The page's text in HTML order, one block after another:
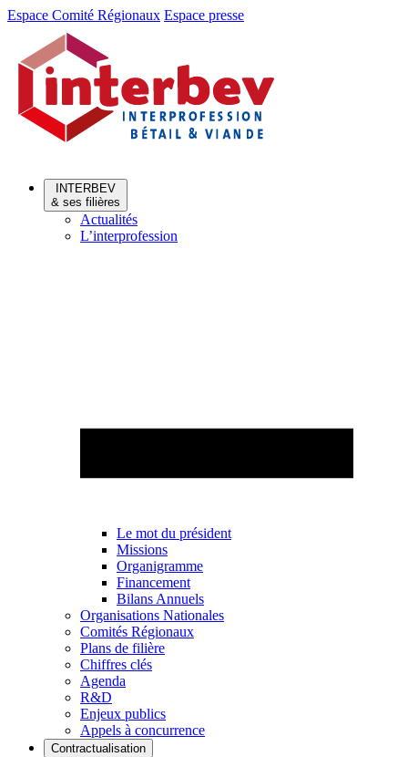
Aller
Aller
contenu
Espace Comité Régionaux Espace presse
INTERBEV
& ses filières
Actualités
L’interprofession
Le mot du président
Missions
Organigramme
Financement
Bilans Annuels
Organisations Nationales
Comités Régionaux
Plans de filière
Chiffres clés
Agenda
R&D
Enjeux publics
Appels à concurrence
Contractualisation